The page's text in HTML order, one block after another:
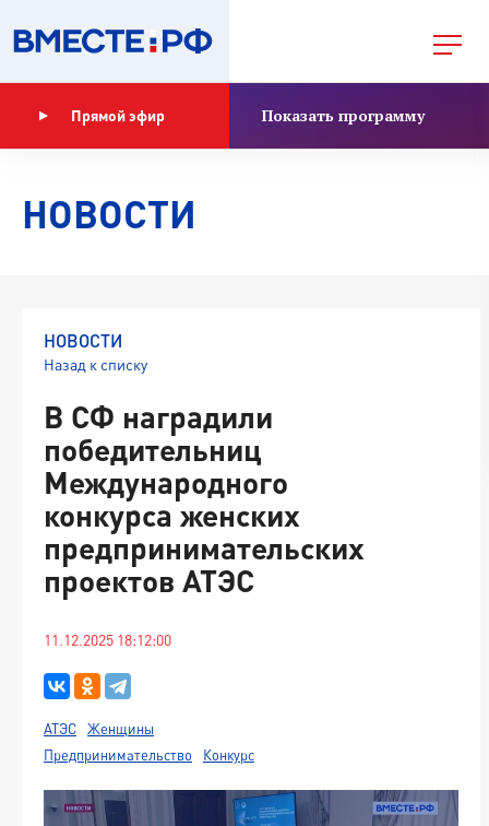
Прямой эфир Показать программу
НОВОСТИ
НОВОСТИ
Назад к списку
В СФ наградили
победительниц
Международного
конкурса женских
предпринимательских
проектов АТЭС
11.12.2025 18:12:00
АТЭС
Женщины
Предпринимательство
Конкурс